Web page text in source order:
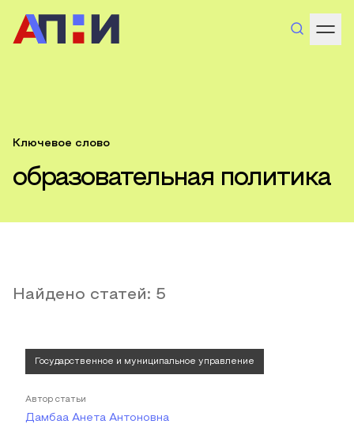
Ключевое слово
образовательная политика
Найдено статей: 5
Государственное и муниципальное управление
Автор статьи
Дамбаа Анета Антоновна